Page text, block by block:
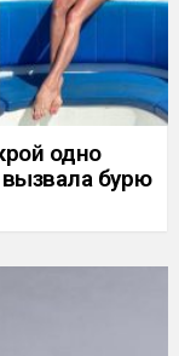
одно
бурю